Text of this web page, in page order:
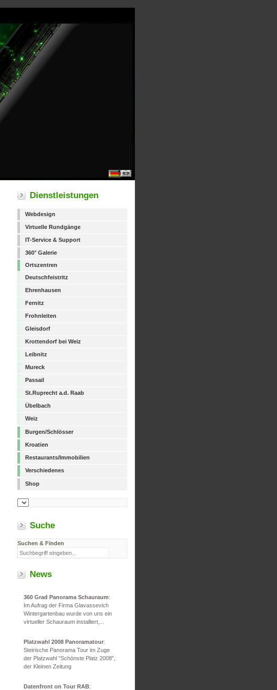
Dienstleistungen
Webdesign
Virtuelle Rundgänge
IT-Service & Support
360° Galerie
Ortszentren
Deutschfeistritz
Ehrenhausen
Fernitz
Frohnleiten
Gleisdorf
Krottendorf bei Weiz
Leibnitz
Mureck
Passail
St.Ruprecht a.d. Raab
Übelbach
Weiz
Burgen/Schlösser
Kroatien
Restaurants/Immobilien
Verschiedenes
Shop
Suche
Suchen & Finden
News
360 Grad Panorama Schauraum:
Im Aufrag der Firma Glavassevich
Wintergartenbau wurde von uns ein
virtueller Schauraum installiert,...
Platzwahl 2008 Panoramatour:
Steirische Panorama Tour im Zuge
der Platzwahl "Schönste Platz 2008",
der Kleinen Zeitung
Datenfront on Tour RAB: